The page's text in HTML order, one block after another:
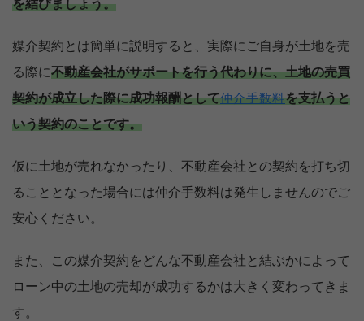
を結びましょう。
媒介契約とは簡単に説明すると、実際にご自身が土地を売
る際に不動産会社がサポートを行う代わりに、土地の売買
契約が成立した際に成功報酬として仲介手数料を支払うと
いう契約のことです。
仮に土地が売れなかったり、不動産会社との契約を打ち切
ることとなった場合には仲介手数料は発生しませんのでご
安心ください。
また、この媒介契約をどんな不動産会社と結ぶかによって
ローン中の土地の売却が成功するかは大きく変わってきま
す。